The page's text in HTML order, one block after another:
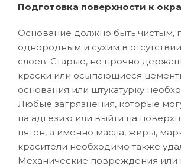
Подготовка поверхности к
Основание должно быть чистым,
однородным и сухим в
слоев. Старые, не прочно
краски или осыпающиеся
основания или штукатурку
Любые загрязнения, которые
на адгезию или выйти на
пятен, а именно масла, жиры,
красители необходимо также
Механические повреждения или